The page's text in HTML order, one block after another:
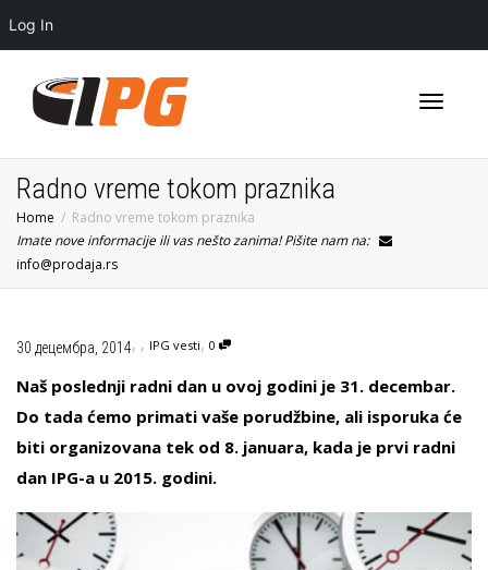
Log In
Radno vreme tokom praznika
Home
Radno vreme tokom praznika
Imate nove informacije ili vas nešto zanima! Pišite nam na:
info@prodaja.rs
,
30 децембра, 2014 , IPG vesti, 0
Naš poslednji radni dan u ovoj godini je 31. decembar.
Do tada ćemo primati vaše porudžbine, ali isporuka će
biti organizovana tek od 8. januara, kada je prvi radni
dan IPG-a u 2015. godini.